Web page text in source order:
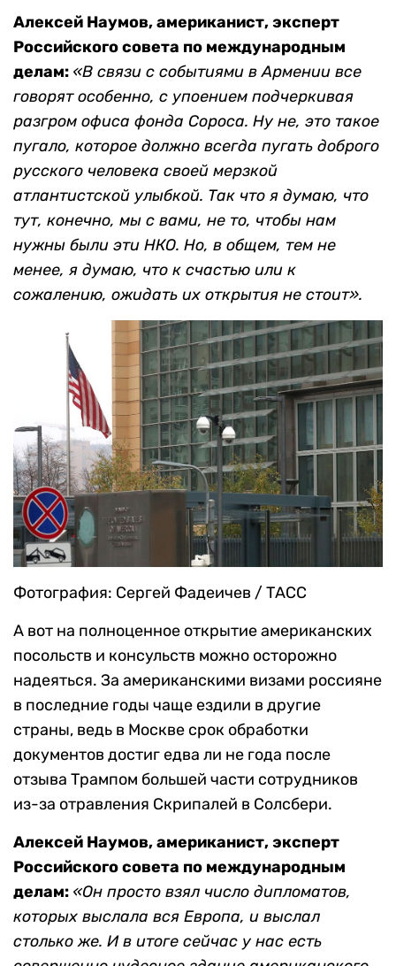
Алексей Наумов, американист, эксперт
Российского совета по международным
делам: «В связи с событиями в Армении все
говорят особенно, с упоением подчеркивая
разгром офиса фонда Сороса. Ну не, это такое
пугало, которое должно всегда пугать доброго
русского человека своей мерзкой
атлантистской улыбкой. Так что я думаю, что
тут, конечно, мы с вами, не то, чтобы нам
нужны были эти НКО. Но, в общем, тем не
менее, я думаю, что к счастью или к
сожалению, ожидать их открытия не стоит».
Фотография: Сергей Фадеичев / ТАСС
А вот на полноценное открытие американских
посольств и консульств можно осторожно
надеяться. За американскими визами россияне
в последние годы чаще ездили в другие
страны, ведь в Москве срок обработки
документов достиг едва ли не года после
отзыва Трампом большей части сотрудников
из-за отравления Скрипалей в Солсбери.
Алексей Наумов, американист, эксперт
Российского совета по международным
делам: «Он просто взял число дипломатов,
которых выслала вся Европа, и выслал
столько же. И в итоге сейчас у нас есть